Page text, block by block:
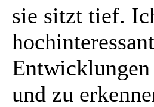
sie sitzt tief.
und zu